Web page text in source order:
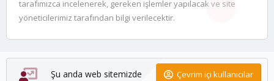
tarafımızca incelenerek, gereken işlemler yapılacak ve site
yöneticilerimiz tarafından bilgi verilecektir.
Şu anda web sitemizde Çevrim içi kullanıcılar